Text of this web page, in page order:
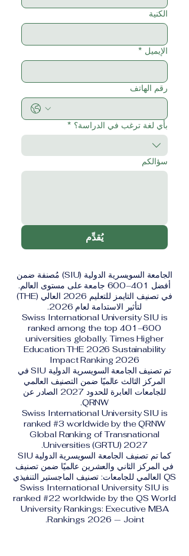
الكنية
الإيميل *
رقم الهاتف
بأي لغة ترغب في الدراسة؟ *
سؤالكم
يُقدِّم
الجامعة السويسرية الدولية (SIU) مُصنفة ضمن
أفضل 401–600 جامعة على مستوى العالم.
في تصنيف التايمز للتعليم 2026 العالي (THE)
لتأثير الاستدامة لعام 2026.
Swiss International University SIU is
ranked among the top 401–600
universities globally. Times Higher
Education THE 2026 Sustainability
Impact Ranking 2026
تم تصنيف الجامعة السويسرية الدولية SIU في
المركز الثالث عالميًا ضمن التصنيف العالمي
للجامعات العابرة للحدود 2027 الصادر عن
QRNW.
Swiss International University SIU is
ranked #3 worldwide by the QRNW
Global Ranking of Transnational
Universities (GRTU) 2027.
كما تم تصنيف الجامعة السويسرية الدولية SIU
في المركز الثاني والعشرين عالميًا ضمن تصنيف
QS العالمي للجامعات: تصنيف الماجستير التنفيذي
Swiss International University SIU is
ranked #22 worldwide by the QS World
University Rankings: Executive MBA
Rankings 2026 — Joint.